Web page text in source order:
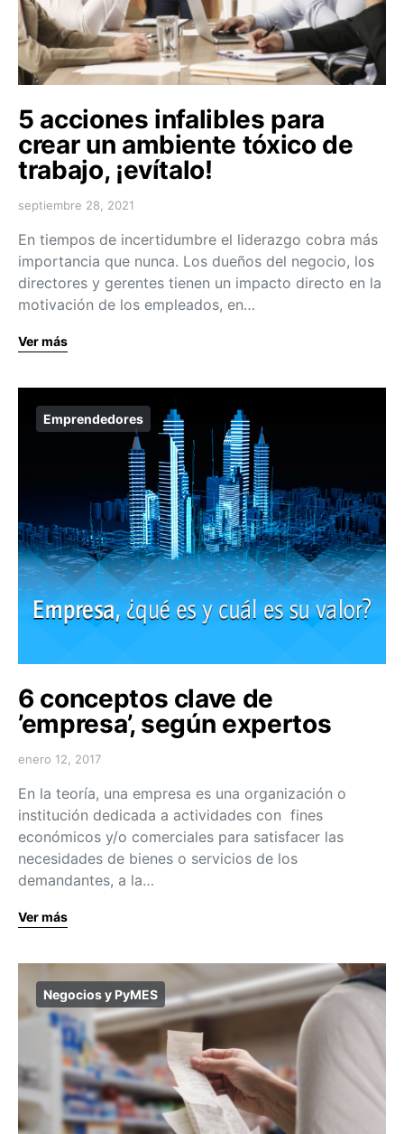
5 acciones infalibles para
crear un ambiente tóxico de
trabajo, ¡evítalo!
septiembre 28, 2021
En tiempos de incertidumbre el liderazgo cobra más
importancia que nunca. Los dueños del negocio, los
directores y gerentes tienen un impacto directo en la
motivación de los empleados, en…
Ver más
Emprendedores
6 conceptos clave de
’empresa’, según expertos
enero 12, 2017
En la teoría, una empresa es una organización o
institución dedicada a actividades con fines
económicos y/o comerciales para satisfacer las
necesidades de bienes o servicios de los
demandantes, a la…
Ver más
Negocios y PyMES